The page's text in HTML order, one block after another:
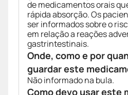
de medicamentos orais
rápida absorção. Os
ser informados sobre o
em relação a reações
gastrintestinais.
Onde, como e por
guardar este
Não informado na bula.
Como devo usar este